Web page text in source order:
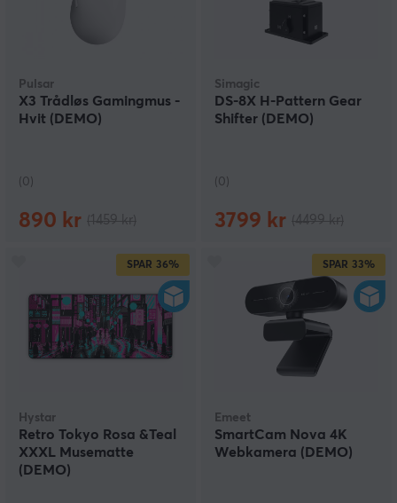
Pulsar
X3 Trådløs Gamingmus -
Hvit (DEMO)
(0)
890 kr
Simagic
DS-8X H-Pattern Gear
Shifter (DEMO)
(0)
3799 kr
SPAR 36%
Hystar
Retro Tokyo Rosa &Teal
XXXL Musematte
(DEMO)
SPAR 33%
Emeet
SmartCam Nova 4K
Webkamera (DEMO)